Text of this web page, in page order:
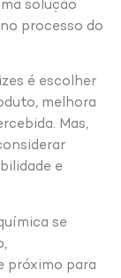
solução
processo do
é escolher
melhora
Mas,
e
se
próximo para